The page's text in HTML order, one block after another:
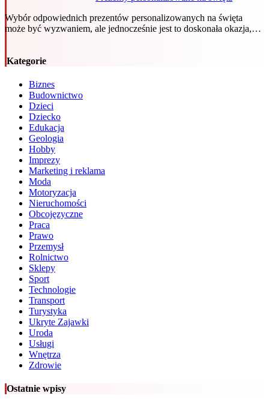
Wybór odpowiednich prezentów personalizowanych na święta
może być wyzwaniem, ale jednocześnie jest to doskonała okazja,…
Kategorie
Biznes
Budownictwo
Dzieci
Dziecko
Edukacja
Geologia
Hobby
Imprezy
Marketing i reklama
Moda
Motoryzacja
Nieruchomości
Obcojęzyczne
Praca
Prawo
Przemysł
Rolnictwo
Sklepy
Sport
Technologie
Transport
Turystyka
Ukryte Zajawki
Uroda
Usługi
Wnętrza
Zdrowie
Ostatnie wpisy